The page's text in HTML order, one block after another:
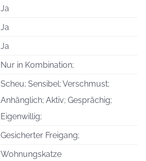
Ja
Ja
Ja
Nur in Kombination;
Scheu; Sensibel; Verschmust;
Anhänglich; Aktiv; Gesprächig;
Eigenwillig;
Gesicherter Freigang;
Wohnungskatze